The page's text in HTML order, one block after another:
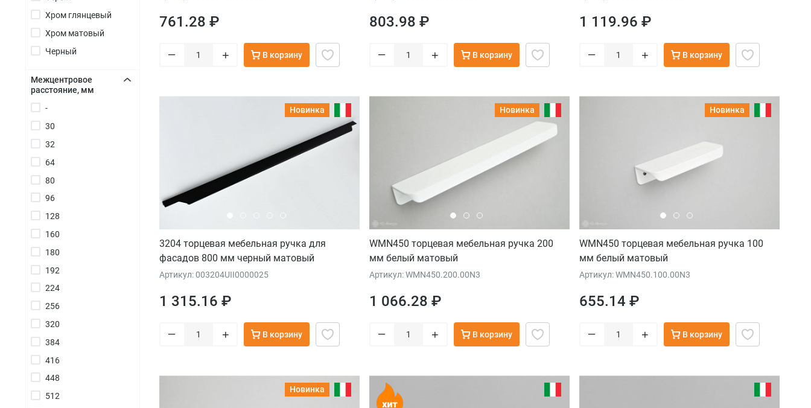
Хром глянцевый
Хром матовый
Черный
Межцентровое
расстояние, мм
-
30
32
64
80
96
128
160
180
192
224
256
320
384
416
448
512
761.28 ₽
– + В корзину
803.98 ₽
– + В корзину
1 119.96 ₽
– + В корзину
Новинка
3204 торцевая мебельная ручка для
фасадов 800 мм черный матовый
Артикул: 003204UII0000025
1 315.16 ₽
– + В корзину
Новинка
WMN450 торцевая мебельная ручка 200
мм белый матовый
Артикул: WMN450.200.00N3
1 066.28 ₽
– + В корзину
Новинка
WMN450 торцевая мебельная ручка 100
мм белый матовый
Артикул: WMN450.100.00N3
655.14 ₽
– + В корзину
Новинка